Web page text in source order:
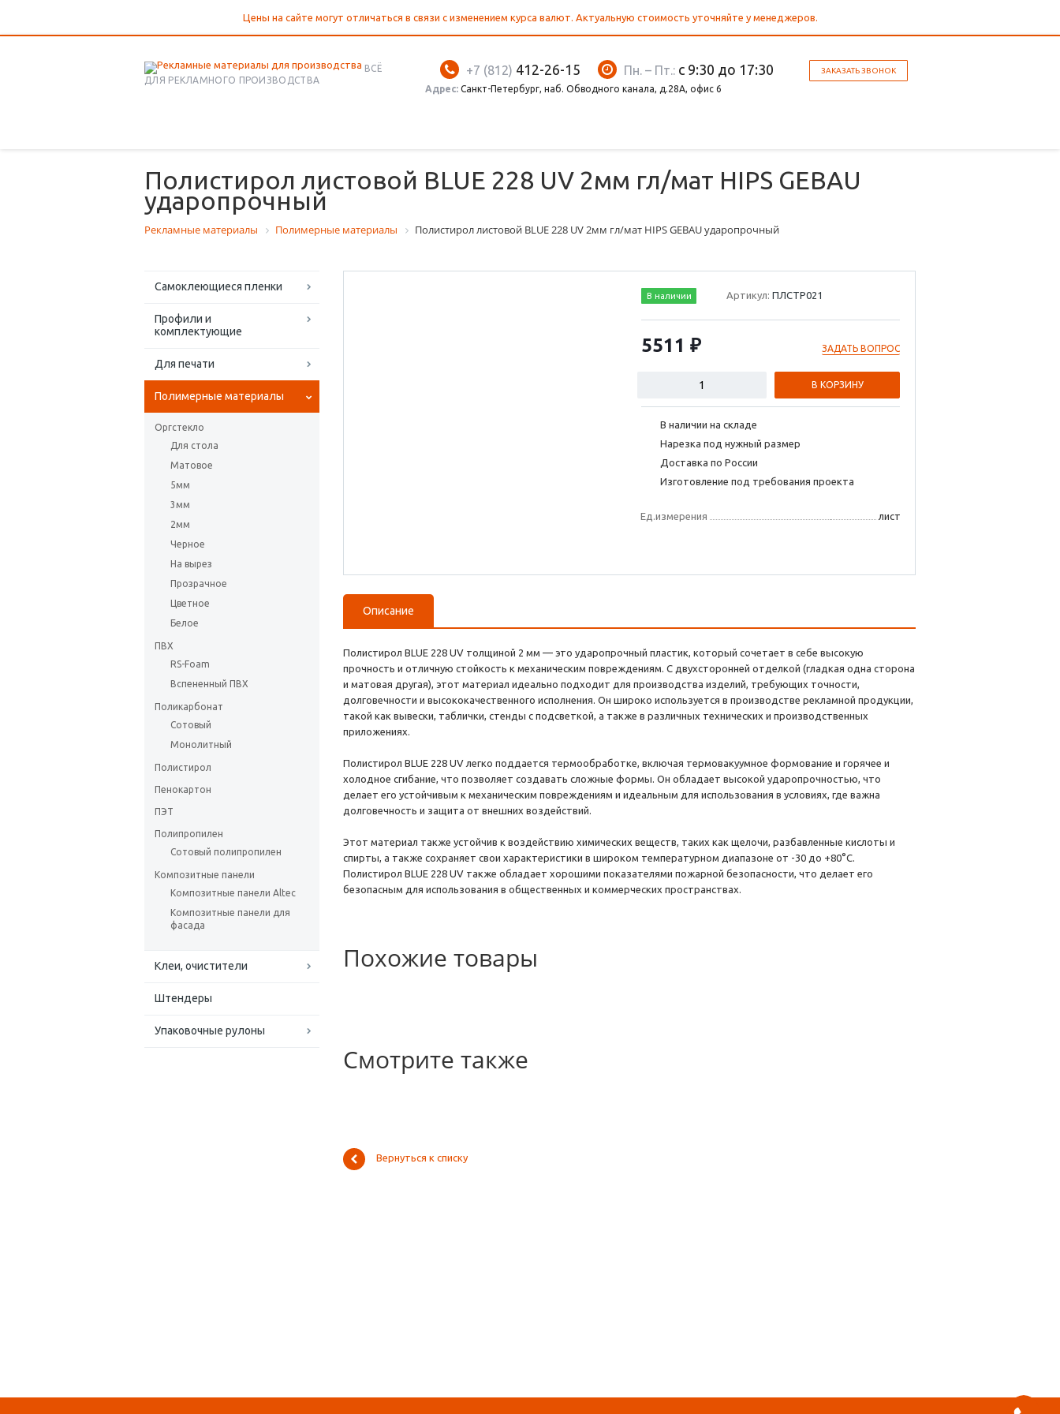
Цены на сайте могут отличаться в связи с изменением курса валют. Актуальную стоимость уточняйте у менеджеров.
ВСЁ
ДЛЯ РЕКЛАМНОГО ПРОИЗВОДСТВА
ЗАКАЗАТЬ ЗВОНОК
Пн. – Пт.: с 9:30 до 17:30
+7 (812) 412-26-15
Адрес: Санкт-Петербург, наб. Обводного канала, д.28А, офис 6
Полистирол листовой BLUE 228 UV 2мм гл/мат HIPS GEBAU
ударопрочный
Рекламные материалы Полимерные материалы Полистирол листовой BLUE 228 UV 2мм гл/мат HIPS GEBAU ударопрочный
Самоклеющиеся пленки
Профили и
комплектующие
Для печати
Полимерные материалы
Оргстекло
Для стола
Матовое
5мм
3мм
2мм
Черное
На вырез
Прозрачное
Цветное
Белое
ПВХ
RS-Foam
Вспененный ПВХ
Поликарбонат
Сотовый
Монолитный
Полистирол
Пенокартон
ПЭТ
Полипропилен
Сотовый полипропилен
Композитные панели
Композитные панели Altec
Композитные панели для
фасада
Клеи, очистители
Штендеры
Упаковочные рулоны
В наличии Артикул:ПЛСТР021
5511 ₽ ЗАДАТЬ ВОПРОС
В КОРЗИНУ
В наличии на складе
Нарезка под нужный размер
Доставка по России
Изготовление под требования проекта
Ед.измерения лист
Описание
Полистирол BLUE 228 UV толщиной 2 мм — это ударопрочный пластик, который сочетает в себе высокую
прочность и отличную стойкость к механическим повреждениям. С двухсторонней отделкой (гладкая одна сторона
и матовая другая), этот материал идеально подходит для производства изделий, требующих точности,
долговечности и высококачественного исполнения. Он широко используется в производстве рекламной продукции,
такой как вывески, таблички, стенды с подсветкой, а также в различных технических и производственных
приложениях.
Полистирол BLUE 228 UV легко поддается термообработке, включая термовакуумное формование и горячее и
холодное сгибание, что позволяет создавать сложные формы. Он обладает высокой ударопрочностью, что
делает его устойчивым к механическим повреждениям и идеальным для использования в условиях, где важна
долговечность и защита от внешних воздействий.
Этот материал также устойчив к воздействию химических веществ, таких как щелочи, разбавленные кислоты и
спирты, а также сохраняет свои характеристики в широком температурном диапазоне от -30 до +80°C.
Полистирол BLUE 228 UV также обладает хорошими показателями пожарной безопасности, что делает его
безопасным для использования в общественных и коммерческих пространствах.
Похожие товары
Смотрите также
Вернуться к списку